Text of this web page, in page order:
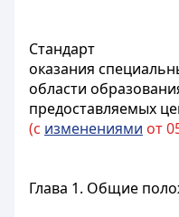
Стандарт
оказания
области
предоставляемых
(с изменениями от
Глава 1. Общие